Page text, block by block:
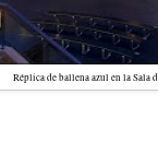
Réplica de ballena azul en la Sala